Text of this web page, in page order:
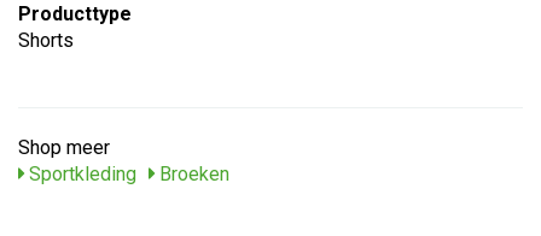
Producttype
Shorts
Shop meer
Sportkleding
Broeken